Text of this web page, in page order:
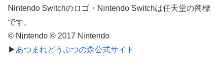
Nintendo Switchのロゴ・Nintendo Switchは任天堂の商標
です。
© Nintendo © 2017 Nintendo
▶ あつまれどうぶつの森公式サイト